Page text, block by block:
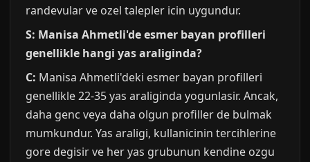
randevular ve ozel talepler icin uygundur.
S: Manisa Ahmetli'de esmer bayan profilleri
genellikle hangi yas araliginda?
C: Manisa Ahmetli'deki esmer bayan profilleri
genellikle 22-35 yas araliginda yogunlasir. Ancak,
daha genc veya daha olgun profiller de bulmak
mumkundur. Yas araligi, kullanicinin tercihlerine
gore degisir ve her yas grubunun kendine ozgu